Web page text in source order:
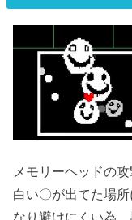
メモリーヘッドの
白い〇が出てた場
なり避けにくい為